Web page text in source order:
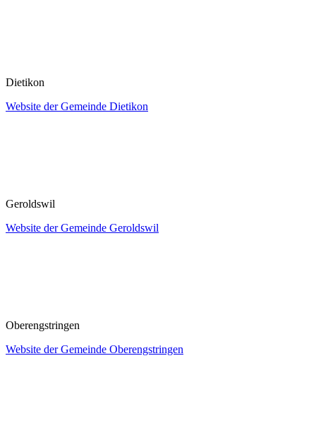
Dietikon
Website der Gemeinde Dietikon
Geroldswil
Website der Gemeinde Geroldswil
Oberengstringen
Website der Gemeinde Oberengstringen